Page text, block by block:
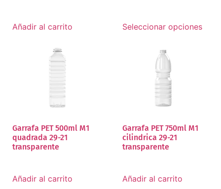
Añadir al carrito Seleccionar opciones
Garrafa PET 500ml M1
quadrada 29-21
transparente
Añadir al carrito
Garrafa PET 750ml M1
cilindrica 29-21
transparente
Añadir al carrito